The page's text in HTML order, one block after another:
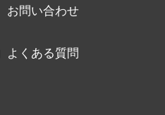
お問い合わせ
よくある質問